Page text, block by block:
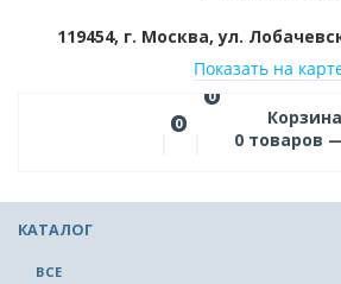
119454, г. Москва, ул.
Показать на
0
0
Корзина
0 товаров
КАТАЛОГ
ВСЕ